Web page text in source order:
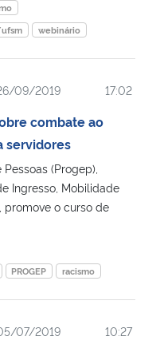
webinário
09/2019 17:02
combate ao
servidores
(Progep),
Ingresso, Mobilidade
promove o curso de
PROGEP racismo
07/2019 10:27